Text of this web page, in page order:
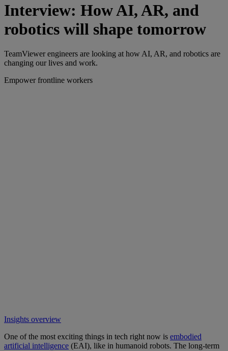
Interview: How AI, AR, and
robotics will shape tomorrow
TeamViewer engineers are looking at how AI, AR, and robotics are
changing our lives and work.
Empower frontline workers
Insights overview
One of the most exciting things in tech right now is embodied
artificial intelligence (EAI), like in humanoid robots. The long-term